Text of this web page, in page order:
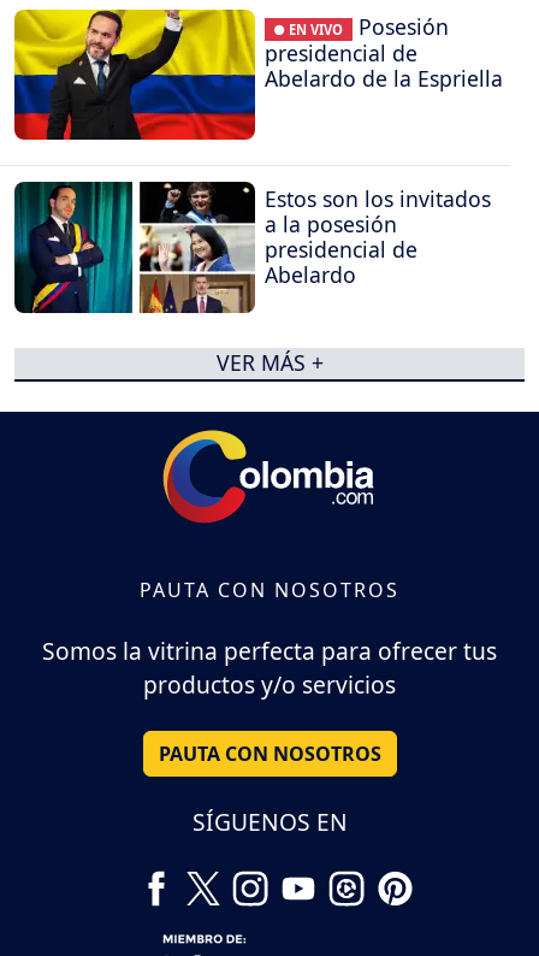
● EN VIVO
Posesión
presidencial de
Abelardo de la Espriella
Estos son los invitados
a la posesión
presidencial de
Abelardo
VER MÁS +
PAUTA CON NOSOTROS
Somos la vitrina perfecta para ofrecer tus
productos y/o servicios
PAUTA CON NOSOTROS
SÍGUENOS EN